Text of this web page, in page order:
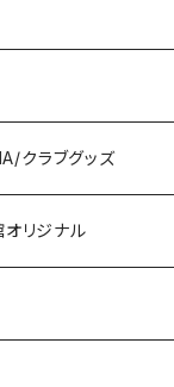
クス
自転車関連
小出茂鐘商会
クラブグッズ
オリジナル